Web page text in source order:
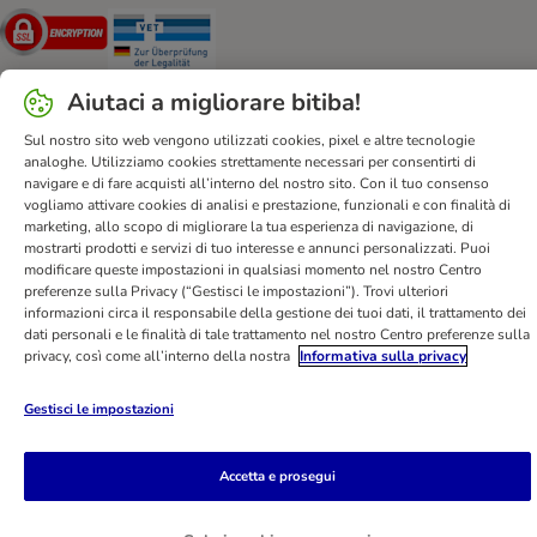
Security
Aiuto & FAQ Servizio Clienti
Atto sui servizi digitali
Condizioni di vendita
Informazioni legali
Privacy
Newsletter
Spese e tempi di consegna
Metodi di Pagamento
Modulo tipo di recesso
Disposizioni ambientali & smaltimento
Opt-out
Programma fedeltà
Sconti & Vantaggi
Dichiarazione di accessibilità
Aiutaci a migliorare bitiba!
Sul nostro sito web vengono utilizzati cookies, pixel e altre tecnologie
analoghe. Utilizziamo cookies strettamente necessari per consentirti di
navigare e di fare acquisti all’interno del nostro sito. Con il tuo consenso
vogliamo attivare cookies di analisi e prestazione, funzionali e con finalità di
marketing, allo scopo di migliorare la tua esperienza di navigazione, di
mostrarti prodotti e servizi di tuo interesse e annunci personalizzati. Puoi
modificare queste impostazioni in qualsiasi momento nel nostro Centro
preferenze sulla Privacy (“Gestisci le impostazioni”). Trovi ulteriori
informazioni circa il responsabile della gestione dei tuoi dati, il trattamento dei
dati personali e le finalità di tale trattamento nel nostro Centro preferenze sulla
privacy, così come all’interno della nostra Informativa sulla privacy
Gestisci le impostazioni
Accetta e prosegui